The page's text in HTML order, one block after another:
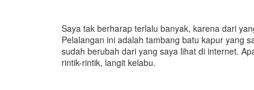
Saya tak berharap terlalu banyak, karena dari
Pelalangan ini adalah tambang batu kapur yang
sudah berubah dari yang saya lihat di internet.
rintik-rintik, langit kelabu.